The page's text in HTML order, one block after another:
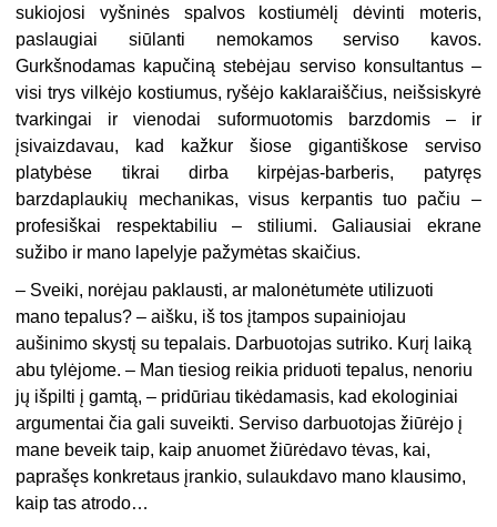
sukiojosi vyšninės spalvos kostiumėlį dėvinti moteris,
paslaugiai siūlanti nemokamos serviso kavos.
Gurkšnodamas kapučiną stebėjau serviso konsultantus –
visi trys vilkėjo kostiumus, ryšėjo kaklaraiščius, neišsiskyrė
tvarkingai ir vienodai suformuotomis barzdomis – ir
įsivaizdavau, kad kažkur šiose gigantiškose serviso
platybėse tikrai dirba kirpėjas-barberis, patyręs
barzdaplaukių mechanikas, visus kerpantis tuo pačiu –
profesiškai respektabiliu – stiliumi. Galiausiai ekrane
sužibo ir mano lapelyje pažymėtas skaičius.
– Sveiki, norėjau paklausti, ar malonėtumėte utilizuoti
mano tepalus? – aišku, iš tos įtampos supainiojau
aušinimo skystį su tepalais. Darbuotojas sutriko. Kurį laiką
abu tylėjome. – Man tiesiog reikia priduoti tepalus, nenoriu
jų išpilti į gamtą, – pridūriau tikėdamasis, kad ekologiniai
argumentai čia gali suveikti. Serviso darbuotojas žiūrėjo į
mane beveik taip, kaip anuomet žiūrėdavo tėvas, kai,
paprašęs konkretaus įrankio, sulaukdavo mano klausimo,
kaip tas atrodo…